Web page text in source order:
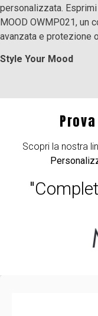
personalizzata.
MOOD OWMP021, un
avanzata e protezione
Style Your Mood
Prova
Scopri la nostra